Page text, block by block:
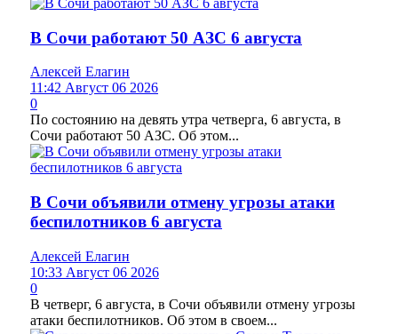
В Сочи работают 50 АЗС 6 августа
Алексей Елагин
11:42 Август 06 2026
0
По состоянию на девять утра четверга, 6 августа, в
Сочи работают 50 АЗС. Об этом...
В Сочи объявили отмену угрозы атаки
беспилотников 6 августа
Алексей Елагин
10:33 Август 06 2026
0
В четверг, 6 августа, в Сочи объявили отмену угрозы
атаки беспилотников. Об этом в своем...